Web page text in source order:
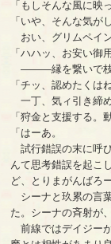
「もしそんな風に映
「いや、そんな気が
おい、グリムペイ
「ハハッ、お安い御
―――縁を繋いで枝
「チッ、認めたくは
一丁、気ィ引き締
「狩金と支援する。
「はーあ。
試行錯誤の末に呼
んて思考錯誤を起こ
ど、とりまがんばろ
シーナと玖累の言
た。シーナの斉射が
前線ではデイジー